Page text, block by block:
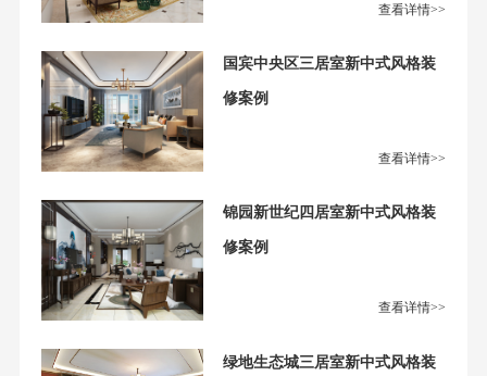
查看详情>>
国宾中央区三居室新中式风格装
修案例
查看详情>>
锦园新世纪四居室新中式风格装
修案例
查看详情>>
绿地生态城三居室新中式风格装